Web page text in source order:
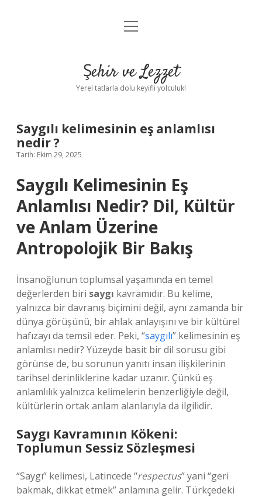
Anasayfa
Yasal Uyarı
menüyü
Şehir ve Lezzet
Yerel tatlarla dolu keyifli yolculuk!
Saygılı kelimesinin eş anlamlısı
nedir ?
Tarih: Ekim 29, 2025
Saygılı Kelimesinin Eş
Anlamlısı Nedir? Dil, Kültür
ve Anlam Üzerine
Antropolojik Bir Bakış
İnsanoğlunun toplumsal yaşamında en temel
değerlerden biri saygı kavramıdır. Bu kelime,
yalnızca bir davranış biçimini değil, aynı zamanda bir
dünya görüşünü, bir ahlak anlayışını ve bir kültürel
hafızayı da temsil eder. Peki, “saygılı” kelimesinin eş
anlamlısı nedir? Yüzeyde basit bir dil sorusu gibi
görünse de, bu sorunun yanıtı insan ilişkilerinin
tarihsel derinliklerine kadar uzanır. Çünkü eş
anlamlılık yalnızca kelimelerin benzerliğiyle değil,
kültürlerin ortak anlam alanlarıyla da ilgilidir.
Saygı Kavramının Kökeni:
Toplumun Sessiz Sözleşmesi
“Saygı” kelimesi, Latincede “respectus” yani “geri
bakmak, dikkat etmek” anlamına gelir. Türkçedeki